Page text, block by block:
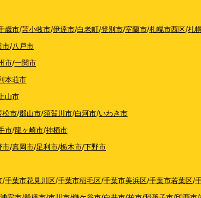
歳市/苫小牧市/伊達市/白老町/登別市/室蘭市/札幌市西区/札
市/八戸市
市/一関市
本荘市
山市
松市/郡山市/須賀川市/白河市/いわき市
市/龍ヶ崎市/神栖市
市/真岡市/足利市/栃木市/下野市
/千葉市花見川区/千葉市稲毛区/千葉市美浜区/千葉市若葉区/